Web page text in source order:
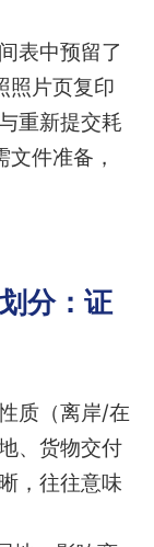
表中预留了
照片页复印
重新提交耗
件准备，
分：证
质（离岸/在
、货物交付
，往往意味